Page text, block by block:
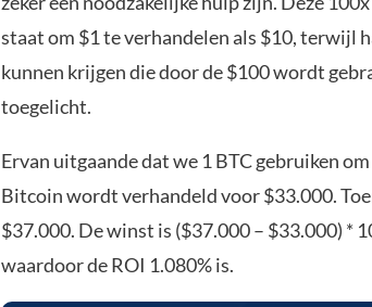
staat om $1 te verhandelen als $10, terwijl
kunnen krijgen die door de $100 wordt
toegelicht.
Ervan uitgaande dat we 1 BTC gebruiken
Bitcoin wordt verhandeld voor $33.000.
$37.000. De winst is ($37.000 – $33.000) *
waardoor de ROI 1.080% is.